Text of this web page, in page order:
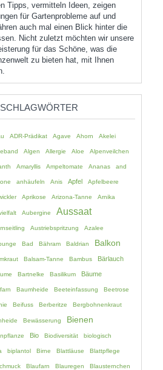
Tipps, vermitteln Ideen, zeigen
für Gartenprobleme auf und
auch mal einen Blick hinter die
Nicht zuletzt möchten wir unsere
für das Schöne, was die
zu bieten hat, mit Ihnen
SCHLAGWÖRTER
ADR-Prädikat Agave Ahorn Akelei
Algen Allergie Aloe Alpenveilchen
Amaryllis Ampeltomate Ananas and
anhäufeln Anis Apfel Apfelbeere
Aprikose Arizona-Tanne Arnika
Aubergine Aussaat
Austriebspritzung Azalee
Bad Bähram Baldrian Balkon
Balsam-Tanne Bambus Bärlauch
Bartnelke Basilikum Bäume
Baumheide Beeteinfassung Beetrose
Beifuss Berberitze Bergbohnenkraut
Bewässerung Bienen
Bio Biodiversität biologisch
biplantol Birne Blattläuse Blattpflege
Blaufarn Blauregen Blausternchen